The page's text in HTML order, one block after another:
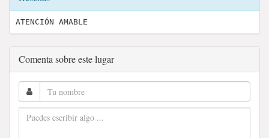
ATENCIÓN AMABLE
Comenta sobre este lugar